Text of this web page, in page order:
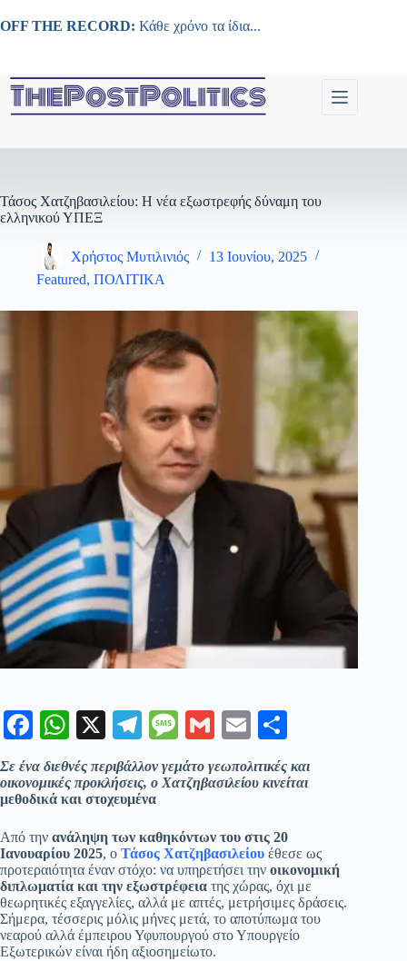
στο
OFF THE RECORD: Κάθε χρόνο τα ίδια...
Τάσος Χατζηβασιλείου: Η νέα εξωστρεφής δύναμη του
ελληνικού ΥΠΕΞ
Χρήστος Μυτιλινιός
13 Ιουνίου, 2025
Featured, ΠΟΛΙΤΙΚΑ
Fa
ce
bo
ok
W
ha
ts
A
pp
X
Te
le
gr
a
m
M
es
sa
G
ail
E
m
ail ρ
στ
εί
τε
Σε ένα διεθνές περιβάλλον γεμάτο γεωπολιτικές και
οικονομικές προκλήσεις, ο Χατζηβασιλείου κινείται
μεθοδικά και στοχευμένα
Από την ανάληψη των καθηκόντων του στις 20
Ιανουαρίου 2025, ο Τάσος Χατζηβασιλείου έθεσε ως
προτεραιότητα έναν στόχο: να υπηρετήσει την οικονομική
διπλωματία και την εξωστρέφεια της χώρας, όχι με
θεωρητικές εξαγγελίες, αλλά με απτές, μετρήσιμες δράσεις.
Σήμερα, τέσσερις μόλις μήνες μετά, το αποτύπωμα του
νεαρού αλλά έμπειρου Υφυπουργού στο Υπουργείο
Εξωτερικών είναι ήδη αξιοσημείωτο.